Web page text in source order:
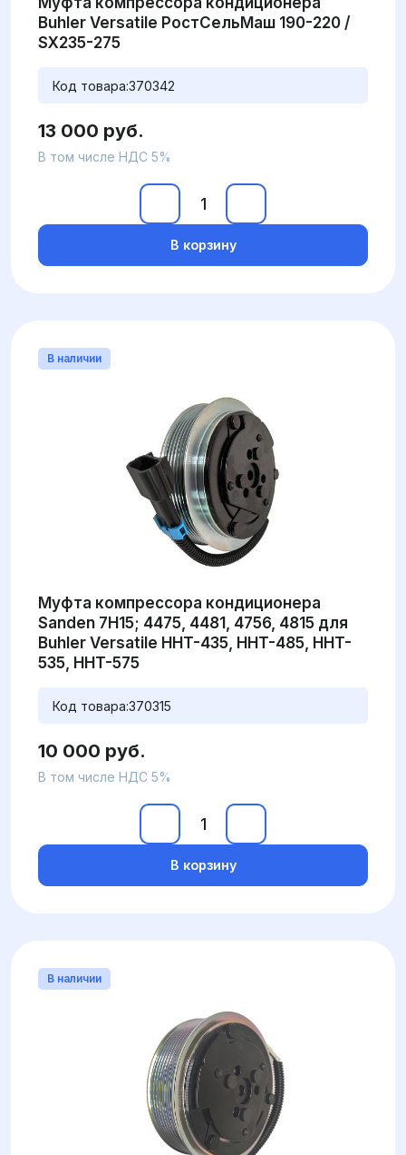
Buhler Versatile РостСельМаш 190-220 /
SX235-275
Код товара:370342
13 000 руб.
В том числе НДС 5%
В корзину
В наличии
Муфта компрессора кондиционера
Sanden 7H15; 4475, 4481, 4756, 4815 для
Buhler Versatile HHT-435, HHT-485, HHT-
535, HHT-575
Код товара:370315
10 000 руб.
В том числе НДС 5%
В корзину
В наличии